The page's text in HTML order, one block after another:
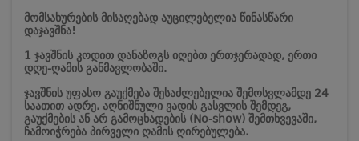
მომსახურების მისაღებად აუცილებელია წინასწარი
დაჯავშნა!
1 ჯავშნის კოდით დანაზოგს იღებთ ერთჯერადად, ერთი
დღე-ღამის განმავლობაში.
ჯავშნის უფასო გაუქმება შესაძლებელია შემოსვლამდე 24
საათით ადრე. აღნიშნული ვადის გასვლის შემდეგ,
გაუქმების ან არ გამოცხადების (No-show) შემთხვევაში,
ჩამოიჭრება პირველი ღამის ღირებულება.